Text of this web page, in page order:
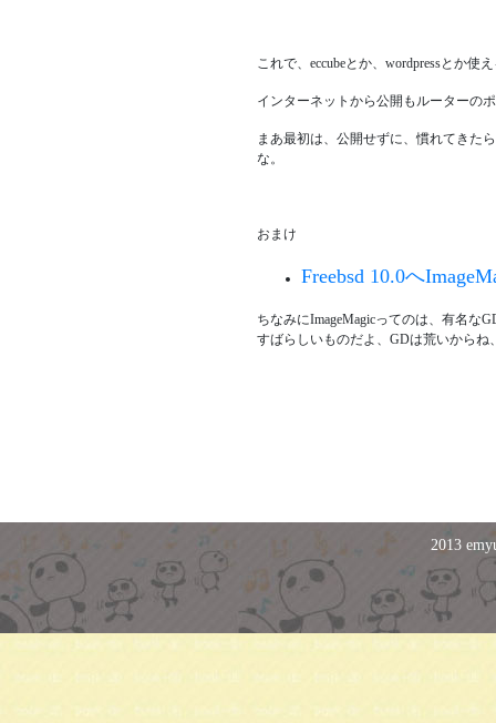
これで、eccubeとか、wordpressとか使
インターネットから公開もルーターの
まあ最初は、公開せずに、慣れてきた
な。
おまけ
Freebsd 10.0へ
ちなみにImageMagicってのは、有名な
すばらしいものだよ、GDは荒いから
2013